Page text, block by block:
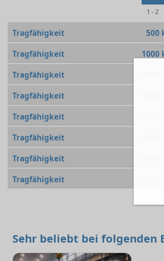
1 - 2
Tragfähigkeit 500
Tragfähigkeit 1000
Tragfähigkeit
Tragfähigkeit
Tragfähigkeit
Tragfähigkeit
Tragfähigkeit
Tragfähigkeit
Sehr beliebt bei folgenden